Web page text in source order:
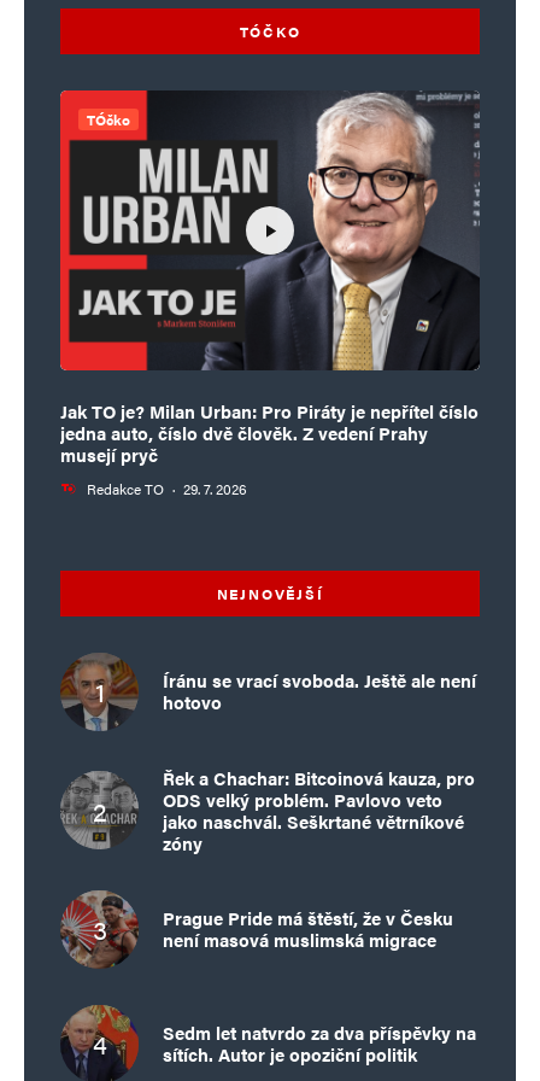
TÓČKO
TÓčko
Jak TO je? Milan Urban: Pro Piráty je nepřítel číslo
jedna auto, číslo dvě člověk. Z vedení Prahy
musejí pryč
Redakce TO · 29. 7. 2026
NEJNOVĚJŠÍ
Íránu se vrací svoboda. Ještě ale není
hotovo
Řek a Chachar: Bitcoinová kauza, pro
ODS velký problém. Pavlovo veto
jako naschvál. Seškrtané větrníkové
zóny
Prague Pride má štěstí, že v Česku
není masová muslimská migrace
Sedm let natvrdo za dva příspěvky na
sítích. Autor je opoziční politik